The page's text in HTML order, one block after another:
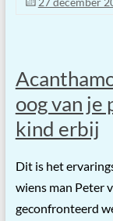
oog van je
kind erbij
Dit is het
wiens man Peter
geconfronteerd